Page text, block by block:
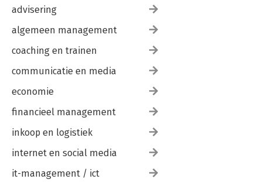
advisering
algemeen management
coaching en trainen
communicatie en media
economie
financieel management
inkoop en logistiek
internet en social media
it-management / ict